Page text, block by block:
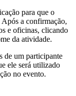
para que o
a confirmação,
e oficinas, clicando
da atividade.
de um participante
ele será utilizado
no evento.